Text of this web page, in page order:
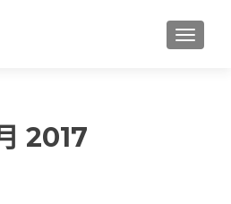
2017